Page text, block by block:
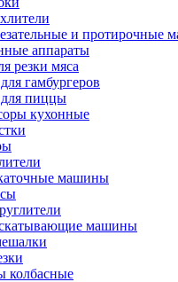
и протирочные
аппараты
резки мяса
гамбургеров
пиццы
кухонные
машины
машины